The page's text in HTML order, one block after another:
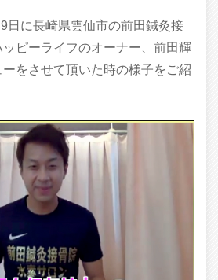
日に長崎県雲仙市の前田鍼灸接
ピーライフのオーナー、前田輝
をさせて頂いた時の様子をご紹